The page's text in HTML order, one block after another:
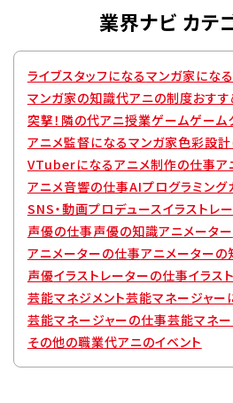
業界ナビ カテ
ライブスタッフになるマンガ家になる
マンガ家の知識代アニの制度おす
突撃！隣の代アニ授業ゲームゲーム
アニメ監督になるマンガ家色彩設計
VTuberになるアニメ制作の仕事ア
アニメ音響の仕事AIプログラミング
SNS・動画プロデュースイラストレ
声優の仕事声優の知識アニメーター
アニメーターの仕事アニメーターの
声優イラストレーターの仕事イラス
芸能マネジメント芸能マネージャー
芸能マネージャーの仕事芸能マネ
その他の職業代アニのイベント